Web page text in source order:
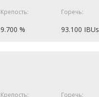
Крепость: Горечь:
9.700 % 93.100 IBUs
Крепость: Горечь: